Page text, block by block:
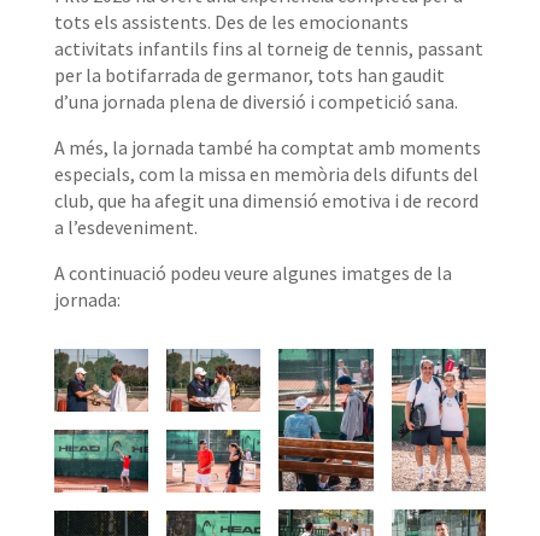
tots els assistents. Des de les emocionants
activitats infantils fins al torneig de tennis, passant
per la botifarrada de germanor, tots han gaudit
d’una jornada plena de diversió i competició sana.
A més, la jornada també ha comptat amb moments
especials, com la missa en memòria dels difunts del
club, que ha afegit una dimensió emotiva i de record
a l’esdeveniment.
A continuació podeu veure algunes imatges de la
jornada: